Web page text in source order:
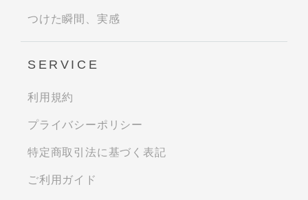
つけた瞬間、実感
SERVICE
利用規約
プライバシーポリシー
特定商取引法に基づく表記
ご利用ガイド